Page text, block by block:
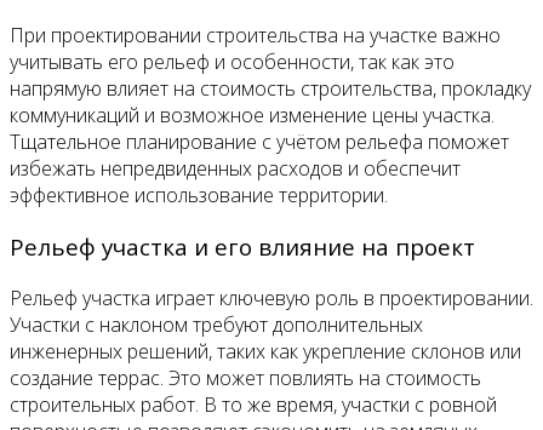
При проектировании строительства на участке важно
учитывать его рельеф и особенности, так как это
напрямую влияет на стоимость строительства, прокладку
коммуникаций и возможное изменение цены участка.
Тщательное планирование с учётом рельефа поможет
избежать непредвиденных расходов и обеспечит
эффективное использование территории.
Рельеф участка и его влияние на проект
Рельеф участка играет ключевую роль в проектировании.
Участки с наклоном требуют дополнительных
инженерных решений, таких как укрепление склонов или
создание террас. Это может повлиять на стоимость
строительных работ. В то же время, участки с ровной